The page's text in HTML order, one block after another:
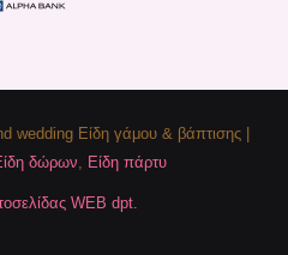
Είδη γάμου & βάπτισης |
δώρων, Είδη πάρτυ
WEB dpt.